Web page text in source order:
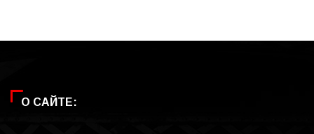
О САЙТЕ: